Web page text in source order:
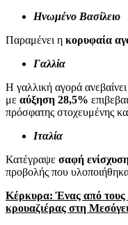
Ηνωμένο Βασίλειο
Παραμένει η κορυφαία
Γαλλία
Η γαλλική αγορά ανεβαίνει
με αύξηση 28,5%
πρόσφατης στοχευμένης
Ιταλία
Κατέγραψε σαφή
προβολής που
Κέρκυρα: Ένας από τους
κρουαζιέρας στη